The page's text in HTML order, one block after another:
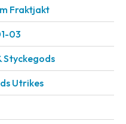
Fraktjakt
03
Styckegods
Utrikes